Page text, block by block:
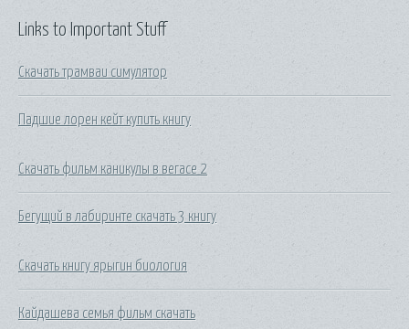
Links to Important Stuff
Скачать трамваи симулятор
Падшие лорен кейт купить книгу
Скачать фильм каникулы в вегасе 2
Бегущий в лабиринте скачать 3 книгу
Скачать книгу ярыгин биология
Кайдашева семья фильм скачать